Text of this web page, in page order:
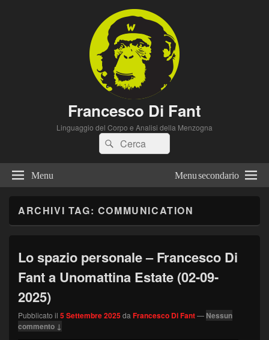
Francesco Di Fant
Linguaggio del Corpo e Analisi della Menzogna
Cerca:Cerca
Menu Menu secondario
ARCHIVI TAG: COMMUNICATION
Lo spazio personale – Francesco Di
Fant a Unomattina Estate (02-09-
2025)
Pubblicato il 5 Settembre 2025da Francesco Di Fant— Nessun
commento ↓